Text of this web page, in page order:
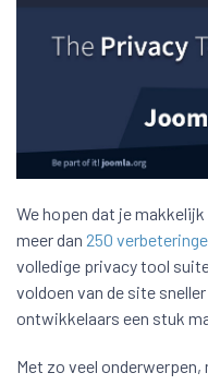
We hopen dat je
meer dan 250
volledige privacy tool
voldoen van de site
ontwikkelaars een stuk
Met zo veel